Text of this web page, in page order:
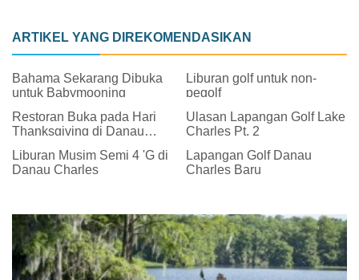
ARTIKEL YANG DIREKOMENDASIKAN
Bahama Sekarang Dibuka
untuk Babymooning
Liburan golf untuk non-
pegolf
Restoran Buka pada Hari
Thanksgiving di Danau
Ulasan Lapangan Golf Lake
Charles Pt. 2 ️
Liburan Musim Semi 4 'G di
Danau Charles
Lapangan Golf Danau
Charles Baru